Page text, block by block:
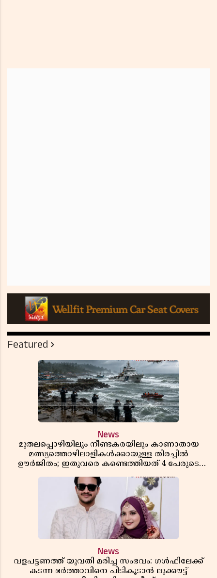
Featured
News
മുതലപ്പൊഴിയിലും നീണ്ടകരയിലും കാണാതായ
മത്സ്യത്തൊഴിലാളികൾക്കായുള്ള തിരച്ചിൽ
ഊർജിതം; ഇതുവരെ കണ്ടെത്തിയത് 4 പേരുടെ
News
വളപട്ടണത്ത് യുവതി മരിച്ച സംഭവം: ഗൾഫിലേക്ക്
കടന്ന ഭർത്താവിനെ പിടികൂടാൻ ലുക്കൗട്ട്